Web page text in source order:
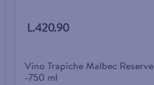
L.420.90
Vino Trapiche Malbec Reserve
-750 ml